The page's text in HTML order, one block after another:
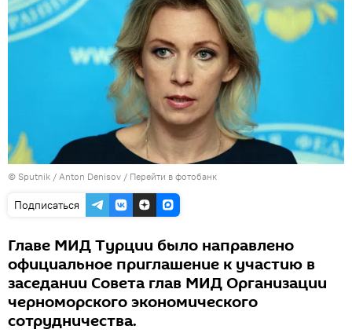
© Sputnik / Anton Denisov / Перейти в фотобанк
Подписаться
Главе МИД Турции было направлено
официальное приглашение к участию в
заседании Совета глав МИД Организации
черноморского экономического
сотрудничества.